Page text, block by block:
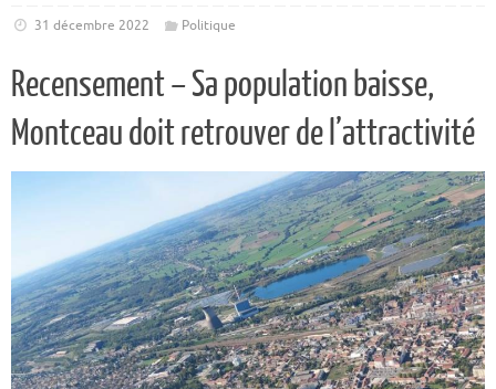
31 décembre 2022 Politique
Recensement – Sa population baisse,
Montceau doit retrouver de l’attractivité